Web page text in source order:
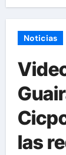
Noticias
las